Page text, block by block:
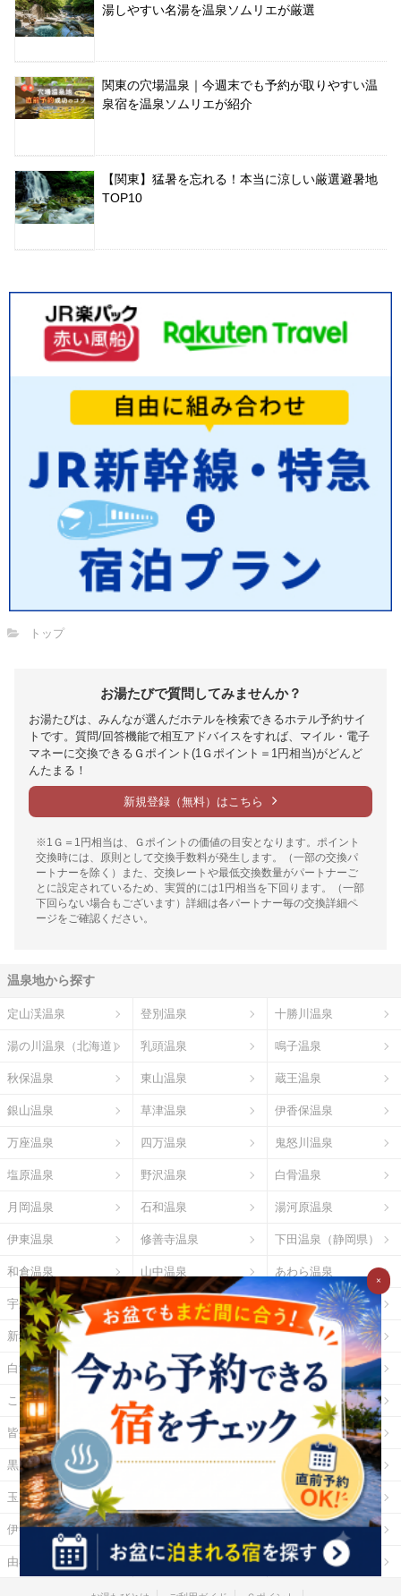
湯しやすい名湯を温泉ソムリエが厳選
関東の穴場温泉｜今週末でも予約が取りやすい温
泉宿を温泉ソムリエが紹介
【関東】猛暑を忘れる！本当に涼しい厳選避暑地
TOP10
トップ
お湯たびで質問してみませんか？
お湯たびは、みんなが選んだホテルを検索できるホテル予約サイ
トです。質問/回答機能で相互アドバイスをすれば、マイル・電子
マネーに交換できるＧポイント(1Ｇポイント＝1円相当)がどんど
んたまる！
新規登録（無料）はこちら
※1Ｇ＝1円相当は、Ｇポイントの価値の目安となります。ポイント
交換時には、原則として交換手数料が発生します。（一部の交換パ
ートナーを除く）また、交換レートや最低交換数量がパートナーご
とに設定されているため、実質的には1円相当を下回ります。（一部
下回らない場合もございます）詳細は各パートナー毎の交換詳細ペ
ージをご確認ください。
温泉地から探す
定山渓温泉 登別温泉 十勝川温泉
湯の川温泉（北海道） 乳頭温泉 鳴子温泉
秋保温泉 東山温泉 蔵王温泉
銀山温泉 草津温泉 伊香保温泉
万座温泉 四万温泉 鬼怒川温泉
塩原温泉 野沢温泉 白骨温泉
月岡温泉 石和温泉 湯河原温泉
伊東温泉 修善寺温泉 下田温泉（静岡県）
和倉温泉 山中温泉 あわら温泉
宇奈月温泉 下呂温泉 平湯温泉
新穂高温泉 有馬温泉
白浜温泉 勝浦温泉 道後温泉
こんぴら温泉
皆生温泉 湯原温泉 別府温泉
黒川温泉 霧島温泉 酸ヶ湯温泉
玉川温泉 箱根温泉
伊勢・鳥羽温泉 志摩温泉 大歩危祖谷温泉
由布院温泉 熱海温泉 指宿温泉
×